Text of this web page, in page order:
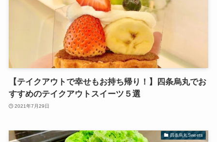
【テイクアウトで幸せもお持ち帰り！】四条烏丸でお
すすめのテイクアウトスイーツ５選
2021年7月29日
四条烏丸Sweets